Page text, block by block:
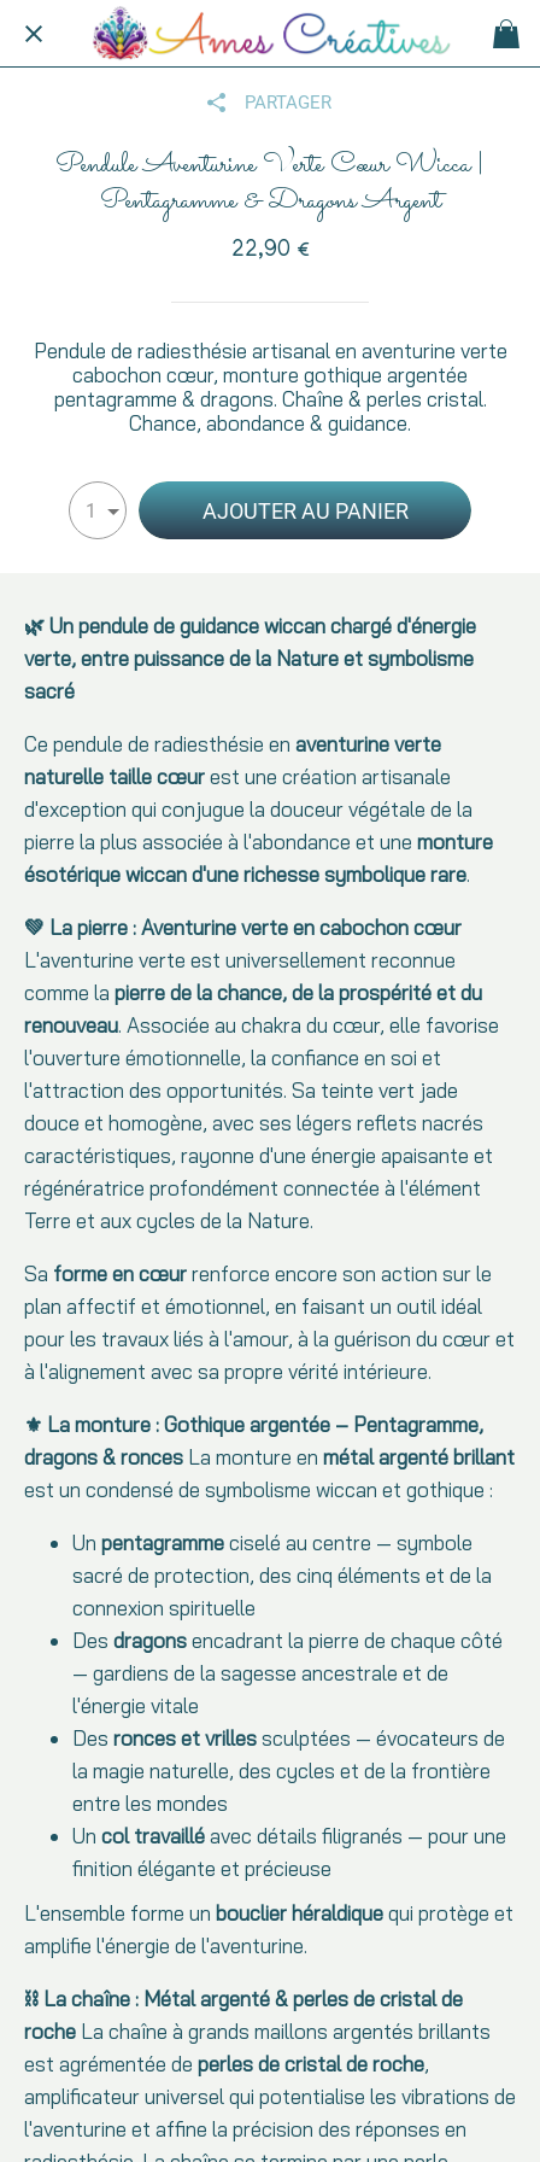
PARTAGER
Pendule Aventurine Verte Cœur Wicca |
Pentagramme & Dragons Argent
22,90 €
Pendule de radiesthésie artisanal en aventurine verte
cabochon cœur, monture gothique argentée
pentagramme & dragons. Chaîne & perles cristal.
Chance, abondance & guidance.
1 AJOUTER AU PANIER
🌿 Un pendule de guidance wiccan chargé d'énergie
verte, entre puissance de la Nature et symbolisme
sacré
Ce pendule de radiesthésie en aventurine verte
naturelle taille cœurest une création artisanale
d'exception qui conjugue la douceur végétale de la
pierre la plus associée à l'abondance et une monture
ésotérique wiccan d'une richesse symbolique rare.
💚 La pierre : Aventurine verte en cabochon cœur
L'aventurine verte est universellement reconnue
comme la pierre de la chance, de la prospérité et du
renouveau. Associée au chakra du cœur, elle favorise
l'ouverture émotionnelle, la confiance en soi et
l'attraction des opportunités. Sa teinte vert jade
douce et homogène, avec ses légers reflets nacrés
caractéristiques, rayonne d'une énergie apaisante et
régénératrice profondément connectée à l'élément
Terre et aux cycles de la Nature.
Sa forme en cœurrenforce encore son action sur le
plan affectif et émotionnel, en faisant un outil idéal
pour les travaux liés à l'amour, à la guérison du cœur et
à l'alignement avec sa propre vérité intérieure.
⚜️ La monture : Gothique argentée – Pentagramme,
dragons & ronces La monture en métal argenté brillant
est un condensé de symbolisme wiccan et gothique :
Un pentagrammeciselé au centre — symbole
sacré de protection, des cinq éléments et de la
connexion spirituelle
Des dragonsencadrant la pierre de chaque côté
— gardiens de la sagesse ancestrale et de
l'énergie vitale
Des ronces et vrillessculptées — évocateurs de
la magie naturelle, des cycles et de la frontière
entre les mondes
Un col travailléavec détails filigranés — pour une
finition élégante et précieuse
L'ensemble forme un bouclier héraldiquequi protège et
amplifie l'énergie de l'aventurine.
⛓️ La chaîne : Métal argenté & perles de cristal de
roche La chaîne à grands maillons argentés brillants
est agrémentée de perles de cristal de roche,
amplificateur universel qui potentialise les vibrations de
l'aventurine et affine la précision des réponses en